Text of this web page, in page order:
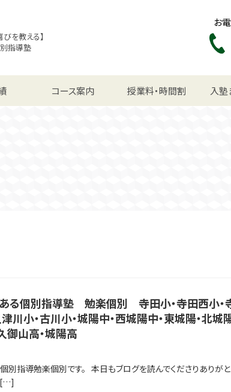
びを教える】
指導塾
お
コース案内
高校生コース 授業料・時間割 入塾
る個別指導塾 勉楽個別 寺田小・寺田西小・
川小・古川小・城陽中・西城陽中・東城陽・北城
御山高・城陽高
別指導勉楽個別です。 本日もブログを読んでくださりありが
[…]